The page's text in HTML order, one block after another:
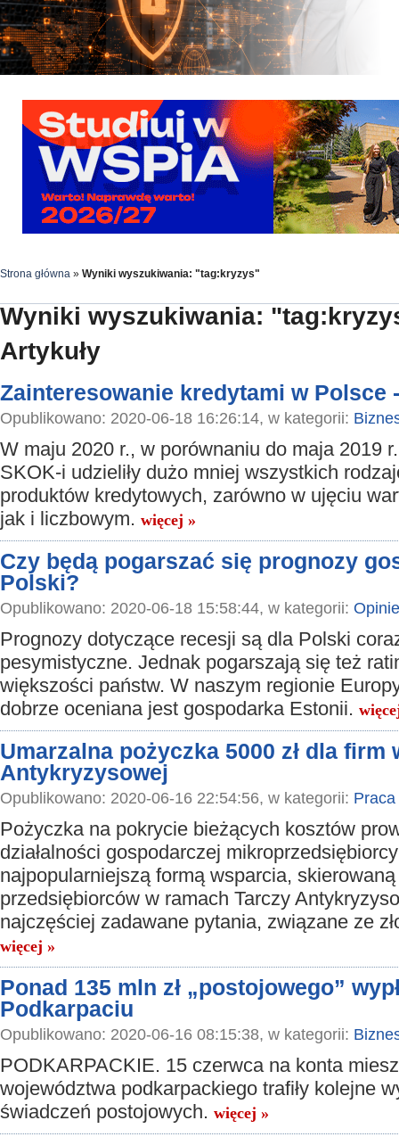
Strona główna » Wyniki wyszukiwania: "tag:kryzys"
Wyniki wyszukiwania:
Artykuły
Zainteresowanie kredytami w Polsce
Opublikowano: 2020-06-18 16:26:14, w kategorii:
W maju 2020 r., w porównaniu do maja 2019
SKOK-i udzieliły dużo mniej wszystkich
produktów kredytowych, zarówno w ujęciu
jak i liczbowym. więcej »
Czy będą pogarszać się prognozy
Polski?
Opublikowano: 2020-06-18 15:58:44, w kategorii: Opinie
Prognozy dotyczące recesji są dla Polski
pesymistyczne. Jednak pogarszają się też
większości państw. W naszym regionie
dobrze oceniana jest gospodarka Estonii.
Umarzalna pożyczka 5000 zł dla firm
Antykryzysowej
Opublikowano: 2020-06-16 22:54:56, w kategorii: Praca
Pożyczka na pokrycie bieżących kosztów
działalności gospodarczej
najpopularniejszą formą wsparcia,
przedsiębiorców w ramach Tarczy
najczęściej zadawane pytania, związane ze
więcej »
Ponad 135 mln zł „postojowego”
Podkarpaciu
Opublikowano: 2020-06-16 08:15:38, w kategorii:
PODKARPACKIE. 15 czerwca na konta
województwa podkarpackiego trafiły kolejne
świadczeń postojowych. więcej »